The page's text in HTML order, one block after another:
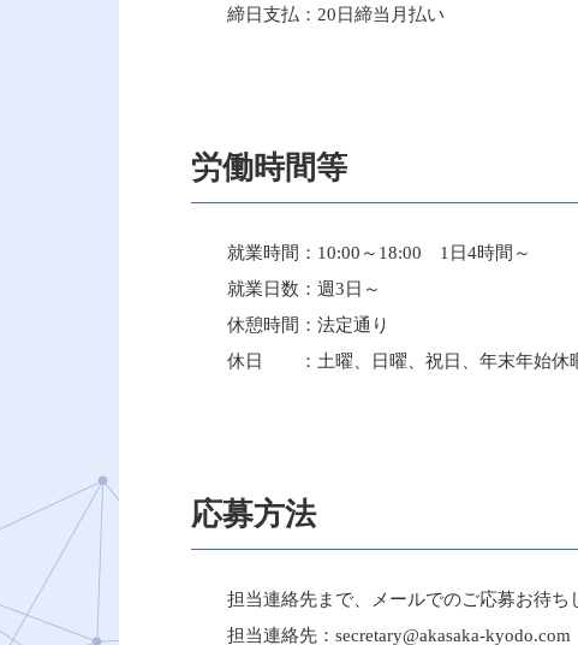
締日支払：20日締当月払い
労働時間等
就業時間：10:00～18:00 1日4時間～
就業日数：週3日～
休憩時間：法定通り
休日 ：土曜、日曜、祝日、年末年始休
応募方法
担当連絡先まで、メールでのご応募お待ち
担当連絡先：secretary@akasaka-kyodo.com